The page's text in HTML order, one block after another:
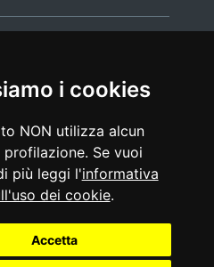
i cookies
NON utilizza alcun
Se vuoi
più leggi l'informativa
dei cookie.
Accetta
|glossario
policy
|feedback